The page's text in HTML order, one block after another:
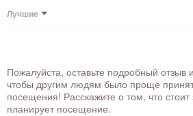
Лучшие
Пожалуйста, оставьте подробный отзыв
чтобы другим людям было проще
посещения! Расскажите о том, что стоит
планирует посещение.